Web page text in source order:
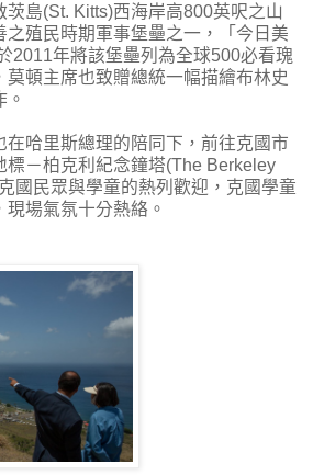
島(St. Kitts)西海岸高800英呎之山
之殖民時期軍事堡壘之一，「今日美
2011年將該堡壘列為全球500必看瑰
莫頓主席也致贈總統一幅描繪布林史
在哈里斯總理的陪同下，前往克國市
標－柏克利紀念鐘塔(The Berkeley
國民眾與學童的熱列歡迎，克國學童
場氣氛十分熱絡。